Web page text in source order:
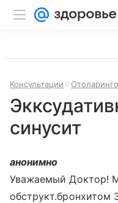
Консультации
синусит
анонимно
Уважаемый Доктор!
обструкт.бронхитом